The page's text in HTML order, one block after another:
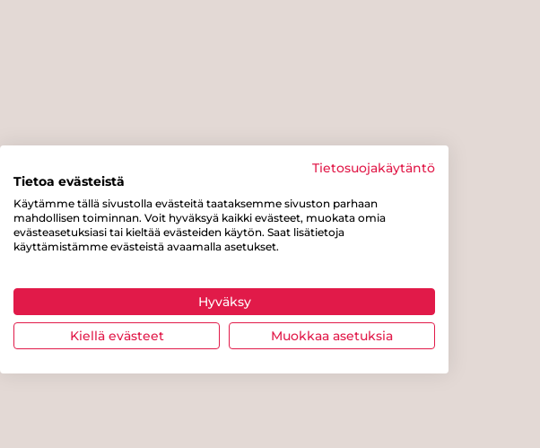
Tietosuojakäytäntö
Tietoa evästeistä
Käytämme tällä sivustolla evästeitä taataksemme sivuston parhaan
mahdollisen toiminnan. Voit hyväksyä kaikki evästeet, muokata omia
evästeasetuksiasi tai kieltää evästeiden käytön. Saat lisätietoja
käyttämistämme evästeistä avaamalla asetukset.
Hyväksy
Kiellä evästeet Muokkaa asetuksia